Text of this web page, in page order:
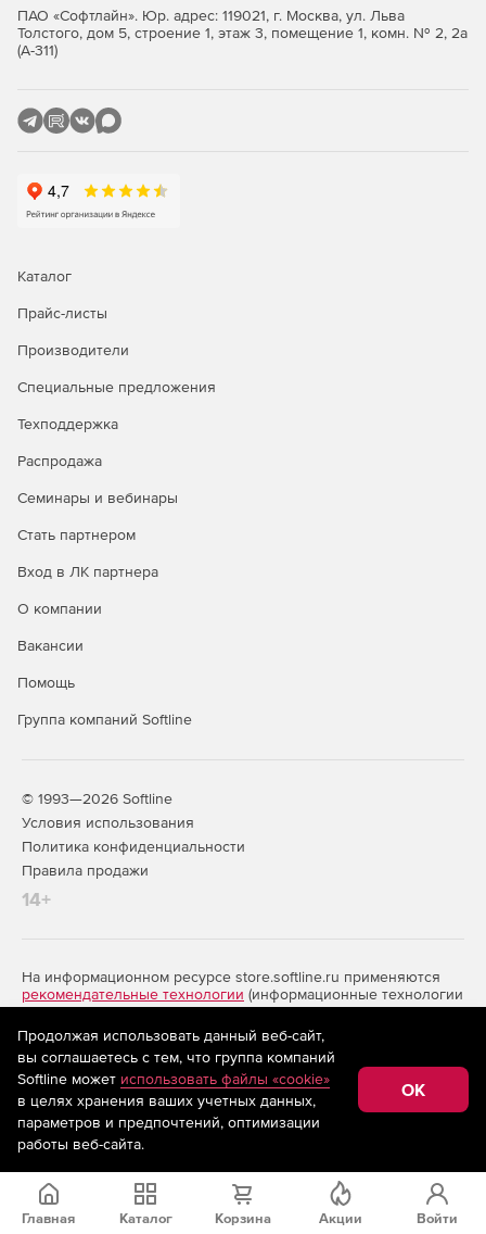
ПАО «Софтлайн». Юр. адрес: 119021, г. Москва, ул. Льва
Толстого, дом 5, строение 1, этаж 3, помещение 1, комн. № 2, 2а
(А-311)
Каталог
Прайс-листы
Производители
Специальные предложения
Техподдержка
Распродажа
Семинары и вебинары
Стать партнером
Вход в ЛК партнера
О компании
Вакансии
Помощь
Группа компаний Softline
© 1993—2026 Softline
Условия использования
Политика конфиденциальности
Правила продажи
14+
На информационном ресурсе store.softline.ru применяются
рекомендательные технологии (информационные технологии
предоставления информации на основе сбора,
систематизации и анализа сведений, относящихся к
предпочтениям пользователей сети «Интернет»,
находящихся на территории Российской Федерации)
Главная Каталог Корзина Акции Войти
Продолжая использовать данный веб-сайт,
вы соглашаетесь с тем, что группа компаний
Softline может использовать файлы «cookie»
в целях хранения ваших учетных данных,
параметров и предпочтений, оптимизации
работы веб-сайта.
OK